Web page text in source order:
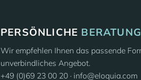
PERSÖNLICHE BERATUNG
Wir empfehlen Ihnen das passende
unverbindliches Angebot.
+49 (0)69 23 00 20 · info@eloquia.com